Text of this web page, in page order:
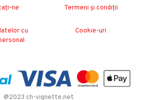
ne Termeni și condiții
cu
Cookie-uri
@2023 ch-vignette.net